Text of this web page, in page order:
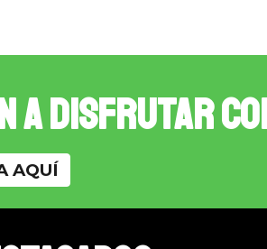
a disfrutar
AQUÍ